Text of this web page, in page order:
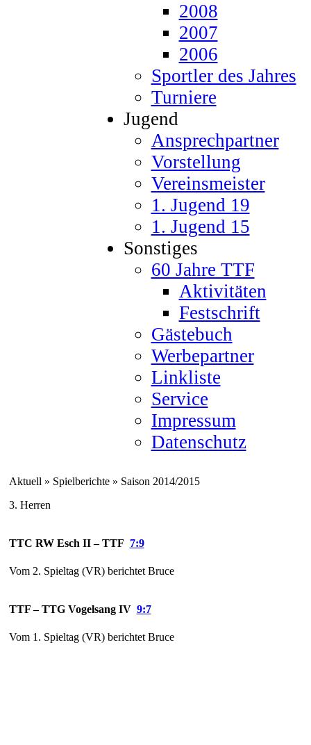
2008
2007
2006
Sportler des Jahres
Turniere
Jugend
Ansprechpartner
Vorstellung
Vereinsmeister
1. Jugend 19
1. Jugend 15
Sonstiges
60 Jahre TTF
Aktivitäten
Festschrift
Gästebuch
Werbepartner
Linkliste
Service
Impressum
Datenschutz
Aktuell » Spielberichte » Saison 2014/2015
3. Herren
TTC RW Esch II – TTF 7:9
Vom 2. Spieltag (VR) berichtet Bruce
TTF – TTG Vogelsang IV 9:7
Vom 1. Spieltag (VR) berichtet Bruce